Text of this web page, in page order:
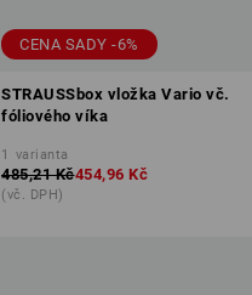
CENA SADY -6%
STRAUSSbox vložka Vario vč.
fóliového víka
1 varianta
485,21 Kč454,96 Kč
(vč. DPH)